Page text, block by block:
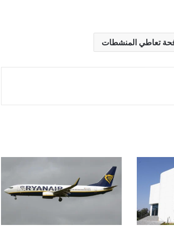
تعاطي المنشطات